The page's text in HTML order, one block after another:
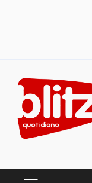
content